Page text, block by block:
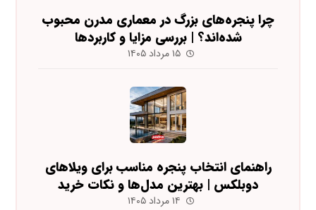
چرا پنجره‌های بزرگ در معماری مدرن محبوب
شده‌اند؟ | بررسی مزایا و کاربردها
۱۵ مرداد ۱۴۰۵
راهنمای انتخاب پنجره مناسب برای ویلاهای
دوبلکس | بهترین مدل‌ها و نکات خرید
۱۴ مرداد ۱۴۰۵